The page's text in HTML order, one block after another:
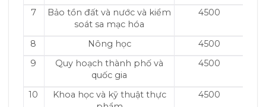
7
Bảo tồn đất và nước và kiểm
soát sa mạc hóa
4500
8 Nông học
4500
9
Quy hoạch thành phố và
quốc gia
4500
10
Khoa học và kỹ thuật thực
4500